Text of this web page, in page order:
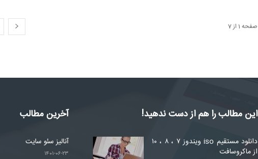
صفحه 1 از 7
آخرین مطالب
آنالیز سئو سایت
۱۴۰۱-۰۶-۲۳
این مطالب را هم از دست ندهید!
دانلود مستقیم iso ویندوز ۷ ، ۸ ، ۱۰
از ماکروسافت